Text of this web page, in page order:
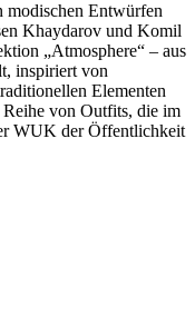
modischen Entwürfen
Khaydarov und Komil
„Atmosphere“ – aus
inspiriert von
Elementen
Reihe von Outfits, die im
WUK der Öffentlichkeit